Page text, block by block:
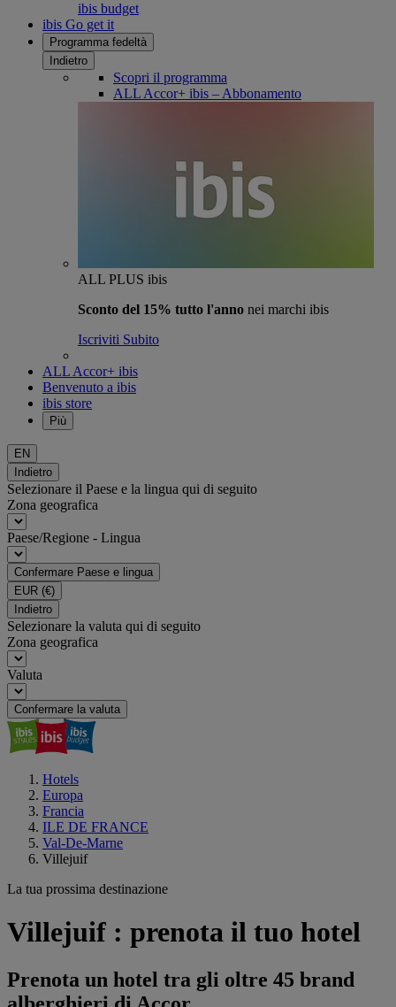
ibis budget
ibis Go get it
Programma fedeltà
Indietro
Scopri il programma
ALL Accor+ ibis – Abbonamento
ALL PLUS ibis
Sconto del 15% tutto l'anno nei marchi ibis
Iscriviti Subito
ALL Accor+ ibis
Benvenuto a ibis
ibis store
Più
EN
Indietro
Selezionare il Paese e la lingua qui di seguito
Zona geografica
Paese/Regione - Lingua
Confermare Paese e lingua
EUR (€)
Indietro
Selezionare la valuta qui di seguito
Zona geografica
Valuta
Confermare la valuta
Hotels
Europa
Francia
ILE DE FRANCE
Val-De-Marne
Villejuif
La tua prossima destinazione
Villejuif : prenota il tuo hotel
Prenota un hotel tra gli oltre 45 brand